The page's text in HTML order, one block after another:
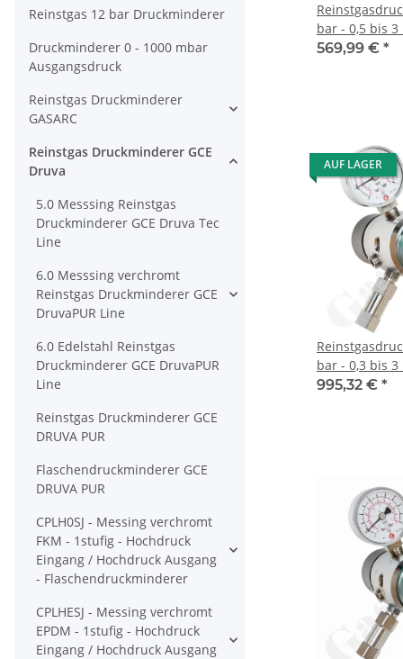
bar - 0,5 bis
stufig - IN /
569,99 € *
AUF LAGER
bar - 0,3 bis
stufig - IN /
995,32 € *
Reinstgas 12 bar Druckminderer
Druckminderer 0 - 1000 mbar
Ausgangsdruck
Reinstgas Druckminderer
GASARC
Reinstgas Druckminderer GCE
Druva
5.0 Messsing Reinstgas
Druckminderer GCE Druva Tec
Line
6.0 Messsing verchromt
Reinstgas Druckminderer GCE
DruvaPUR Line
6.0 Edelstahl Reinstgas
Druckminderer GCE DruvaPUR
Line
Reinstgas Druckminderer GCE
DRUVA PUR
Flaschendruckminderer GCE
DRUVA PUR
CPLH0SJ - Messing verchromt
FKM - 1stufig - Hochdruck
Eingang / Hochdruck Ausgang
- Flaschendruckminderer
CPLHESJ - Messing verchromt
EPDM - 1stufig - Hochdruck
Eingang / Hochdruck Ausgang